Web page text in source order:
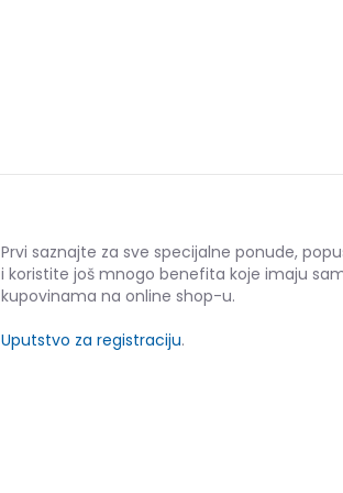
Prvi saznajte za sve specijalne ponude,
i koristite još mnogo benefita koje imaju
kupovinama na online shop-u.
Uputstvo za registraciju.